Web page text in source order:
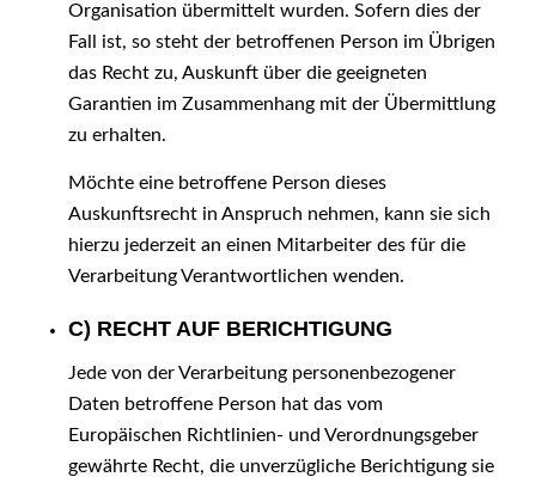
Organisation übermittelt wurden. Sofern dies der
Fall ist, so steht der betroffenen Person im Übrigen
das Recht zu, Auskunft über die geeigneten
Garantien im Zusammenhang mit der Übermittlung
zu erhalten.
Möchte eine betroffene Person dieses
Auskunftsrecht in Anspruch nehmen, kann sie sich
hierzu jederzeit an einen Mitarbeiter des für die
Verarbeitung Verantwortlichen wenden.
C) RECHT AUF BERICHTIGUNG
Jede von der Verarbeitung personenbezogener
Daten betroffene Person hat das vom
Europäischen Richtlinien- und Verordnungsgeber
gewährte Recht, die unverzügliche Berichtigung sie